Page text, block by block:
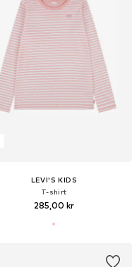
LEVI'S KIDS
T-shirt
285,00 kr